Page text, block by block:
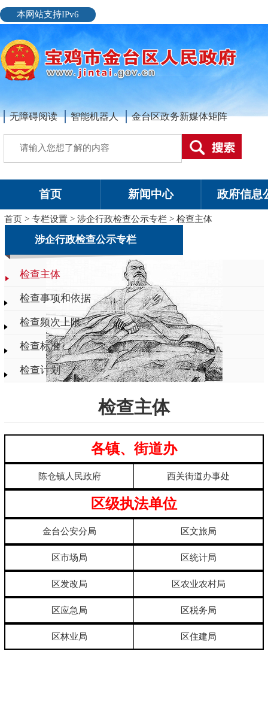
本网站支持IPv6
无障碍阅读 智能机器人 金台区政务新媒体矩阵
首页 新闻中心 政府信息
首页 >专栏设置 >涉企行政检查公示专栏 >检查主体
涉企行政检查公示专栏
检查主体
检查事项和依据
检查频次上限
检查标准
检查计划
检查主体
各镇、街道办
陈仓镇人民政府 西关街道办事处
区级执法单位
金台公安分局 区文旅局
区市场局 区统计局
区发改局 区农业农村局
区应急局 区税务局
区林业局 区住建局